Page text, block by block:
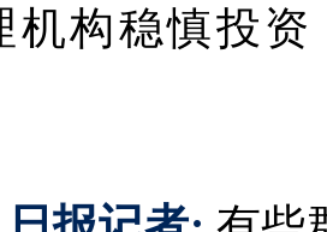
机构稳慎投